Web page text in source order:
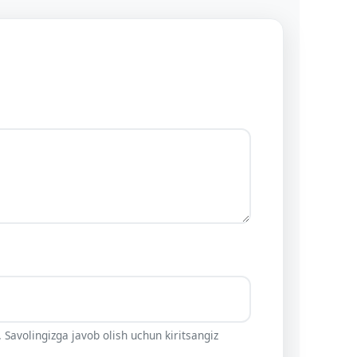
javob olish uchun kiritsangiz